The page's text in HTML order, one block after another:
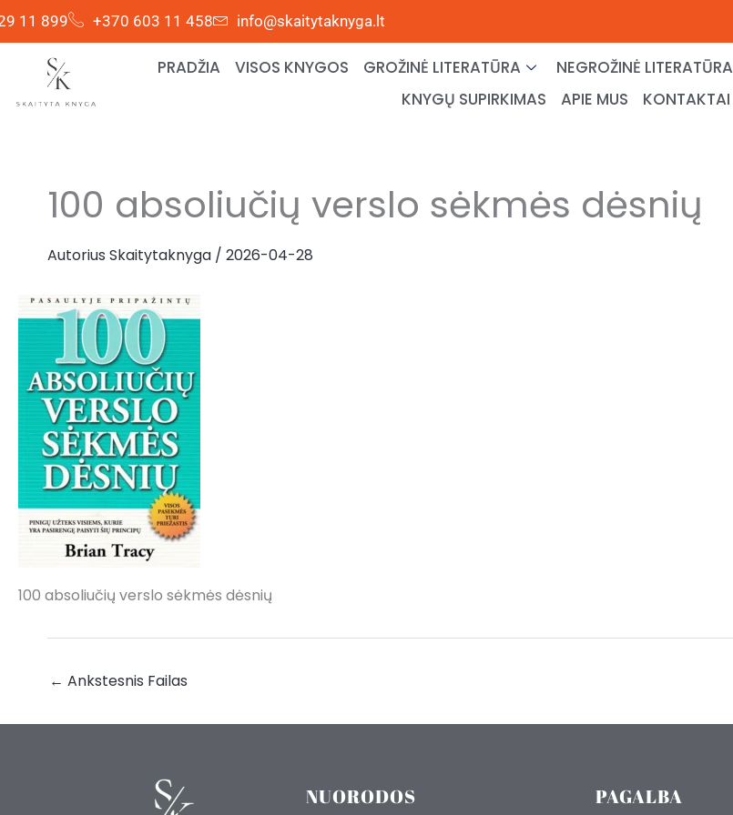
Pereiti
prie
11 899 +370 603 11 458 info@skaitytaknyga.lt
PRADŽIA VISOS KNYGOS GROŽINĖ LITERATŪRA NEGROŽINĖ LITERATŪRA
KNYGŲ SUPIRKIMAS
APIE MUS KONTAKTAI
100 absoliučių verslo sėkmės dėsnių
Autorius Skaitytaknyga / 2026-04-28
100 absoliučių verslo sėkmės dėsnių
← Ankstesnis Failas
NUORODOS PAGALBA